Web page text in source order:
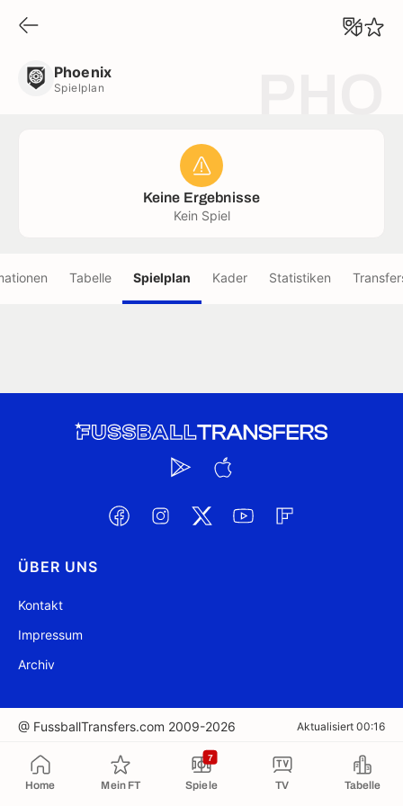
Home Mein FT Spiele
7
TV Tabelle
Phoenix
Spielplan
Keine Ergebnisse
Kein Spiel
Tabelle Spielplan Kader Statistiken
ÜBER UNS
Kontakt
Impressum
Archiv
@ FussballTransfers.com 2009-2026 Aktualisiert 00:16
In die Zwischenablage kopiert